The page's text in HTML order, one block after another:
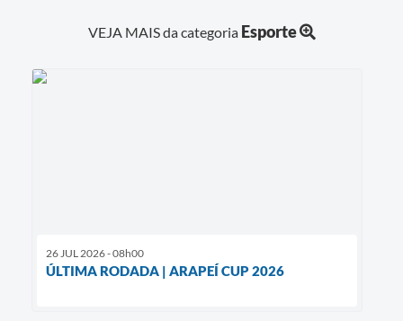
VEJA MAIS da categoria Esporte
26 JUL 2026 - 08h00
ÚLTIMA RODADA | ARAPEÍ CUP 2026